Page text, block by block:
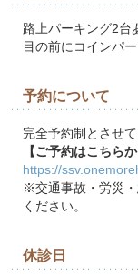
路上パーキング2台
目の前にコインパ
予約について
完全予約制とさせ
【ご予約はこちらか
https://
※交通事故・労災
ください。
休診日